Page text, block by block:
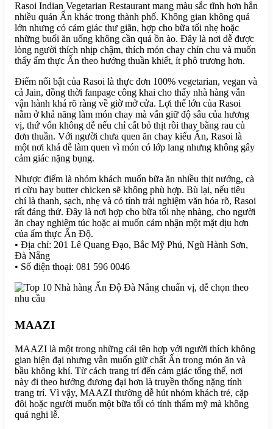
Rasoi Indian Vegetarian Restaurant mang màu sắc tĩnh hơn hẳn
nhiều quán Ấn khác trong thành phố. Không gian không quá
lớn nhưng có cảm giác thư giãn, hợp cho bữa tối nhẹ hoặc
những buổi ăn uống không cần quá ồn ào. Đây là nơi dễ được
lòng người thích nhịp chậm, thích món chay chỉn chu và muốn
thấy ẩm thực Ấn theo hướng thuần khiết, ít phô trương hơn.
Điểm nổi bật của Rasoi là thực đơn 100% vegetarian, vegan và
cả Jain, đồng thời fanpage công khai cho thấy nhà hàng vẫn
vận hành khá rõ ràng về giờ mở cửa. Lợi thế lớn của Rasoi
nằm ở khả năng làm món chay mà vẫn giữ độ sâu của hương
vị, thứ vốn không dễ nếu chỉ cắt bỏ thịt rồi thay bằng rau củ
đơn thuần. Với người chưa quen ăn chay kiểu Ấn, Rasoi là
một nơi khá dễ làm quen vì món có lớp lang nhưng không gây
cảm giác nặng bụng.
Nhược điểm là nhóm khách muốn bữa ăn nhiều thịt nướng, cà
ri cừu hay butter chicken sẽ không phù hợp. Bù lại, nếu tiêu
chí là thanh, sạch, nhẹ và có tính trải nghiệm văn hóa rõ, Rasoi
rất đáng thử. Đây là nơi hợp cho bữa tối nhẹ nhàng, cho người
ăn chay nghiêm túc hoặc ai muốn cảm nhận một mặt dịu hơn
của ẩm thực Ấn Độ.
• Địa chỉ: 201 Lê Quang Đạo, Bắc Mỹ Phú, Ngũ Hành Sơn,
Đà Nẵng
• Số điện thoại: 081 596 0046
MAAZI
MAAZI là một trong những cái tên hợp với người thích không
gian hiện đại nhưng vẫn muốn giữ chất Ấn trong món ăn và
bầu không khí. Từ cách trang trí đến cảm giác tổng thể, nơi
này đi theo hướng đương đại hơn là truyền thống nặng tính
trang trí. Vì vậy, MAAZI thường dễ hút nhóm khách trẻ, cặp
đôi hoặc người muốn một bữa tối có tính thẩm mỹ mà không
quá nghi lễ.